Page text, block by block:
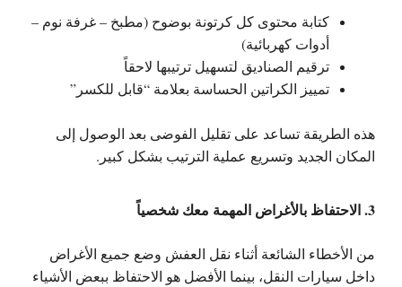
كتابة محتوى كل كرتونة بوضوح (مطبخ – غرفة نوم –
أدوات كهربائية)
ترقيم الصناديق لتسهيل ترتيبها لاحقاً
تمييز الكراتين الحساسة بعلامة “قابل للكسر”
هذه الطريقة تساعد على تقليل الفوضى بعد الوصول إلى
المكان الجديد وتسريع عملية الترتيب بشكل كبير.
3. الاحتفاظ بالأغراض المهمة معك شخصياً
من الأخطاء الشائعة أثناء نقل العفش وضع جميع الأغراض
داخل سيارات النقل، بينما الأفضل هو الاحتفاظ ببعض الأشياء